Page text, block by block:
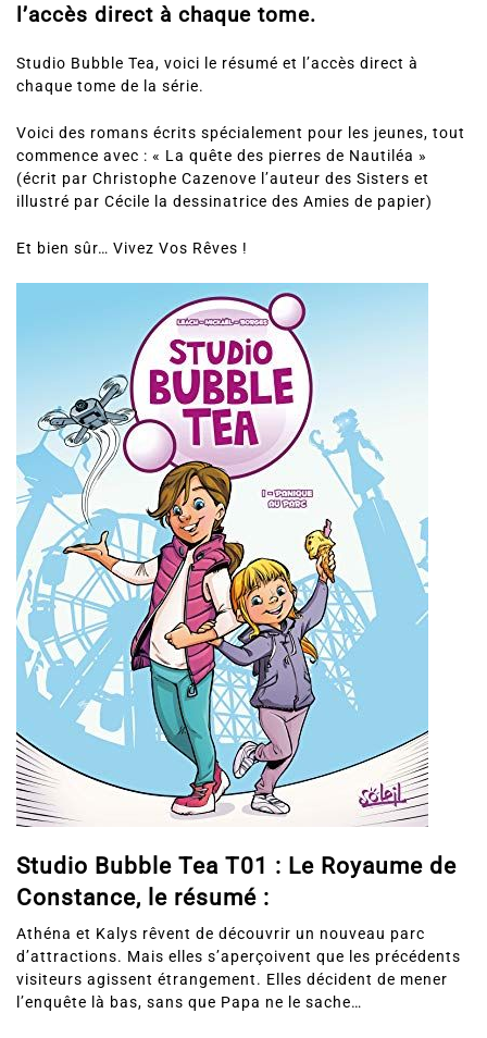
l’accès direct à chaque tome.
Studio Bubble Tea, voici le résumé et l’accès direct à
chaque tome de la série.
Voici des romans écrits spécialement pour les jeunes, tout
commence avec : « La quête des pierres de Nautiléa »
(écrit par Christophe Cazenove l’auteur des Sisters et
illustré par Cécile la dessinatrice des Amies de papier)
Et bien sûr… Vivez Vos Rêves !
Studio Bubble Tea T01 : Le Royaume de
Constance, le résumé :
Athéna et Kalys rêvent de découvrir un nouveau parc
d’attractions. Mais elles s’aperçoivent que les précédents
visiteurs agissent étrangement. Elles décident de mener
l’enquête là bas, sans que Papa ne le sache…